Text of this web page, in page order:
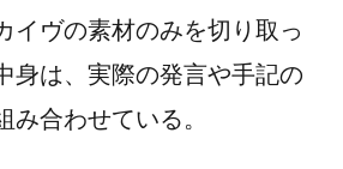
イヴの素材のみを切り取っ
身は、実際の発言や手記の
み合わせている。